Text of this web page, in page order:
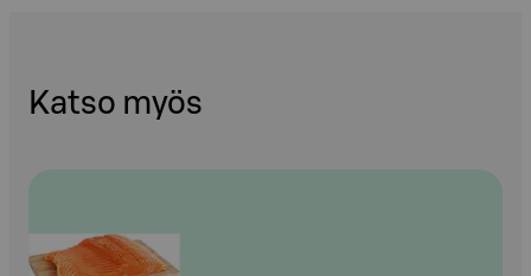
Katso myös